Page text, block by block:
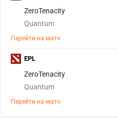
ZeroTenacity
Quantum
Перейти на матч
ZeroTenacity
Quantum
Перейти на матч
EPL